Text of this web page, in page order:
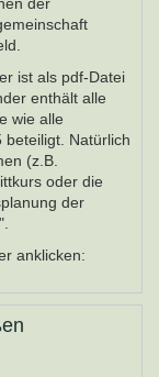
ist als pdf-Datei
enthält alle
wie alle
beteiligt. Natürlich
(z.B.
oder die
der
anklicken: